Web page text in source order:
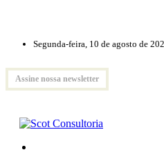
Segunda-feira, 10 de agosto de
Assine nossa newsletter